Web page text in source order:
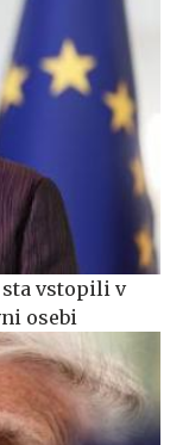
sta vstopili v
osebi